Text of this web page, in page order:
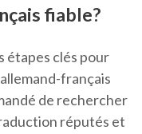
fiable?
étapes clés pour
français
de rechercher
réputés et